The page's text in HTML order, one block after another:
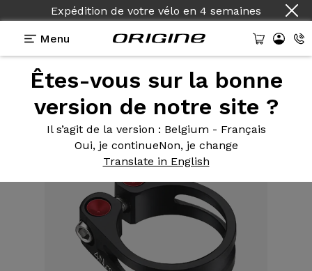
Expédition de votre vélo en 4 semaines
Menu
Êtes-vous sur la bonne
version de notre site ?
Il s’agit de la version : Belgium - Français
Oui, je continueNon, je change
Translate in English
Equipements>Serrage de selle >Seat clamp (18 g)